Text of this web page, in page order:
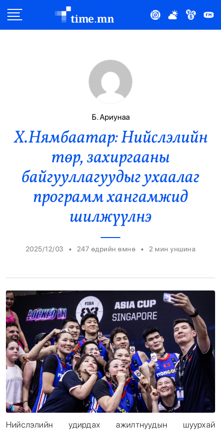
Эдийн Засаг
Нийтлэлчийн Булан
Эрүүл Мэнд
Орон Нутаг
Энтертайнмент
Б. Ариунаа
Х.Нямбаатар: Нийслэлийн
төр, захиргааны
байгууллагуудыг ухаалаг
программ хангамжид
шилжүүлнэ
2025/12/03 • 247 өдрийн өмнө • 2 мин уншина
Нийслэлийн удирдах ажилтнуудын шуурхай